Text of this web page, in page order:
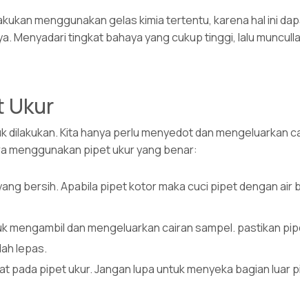
menggunakan gelas kimia tertentu, karena hal ini
Menyadari tingkat bahaya yang cukup tinggi, lalu
Ukur
Kita hanya perlu menyedot dan mengeluarkan
menggunakan pipet ukur yang benar:
bersih. Apabila pipet kotor maka cuci pipet dengan air
dan mengeluarkan cairan sampel. pastikan
lepas.
pada pipet ukur. Jangan lupa untuk menyeka bagian luar